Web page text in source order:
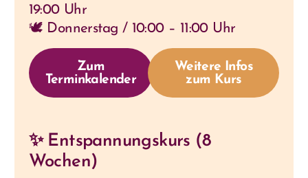
19:00 Uhr
🕊 Donnerstag / 10:00 – 11:00 Uhr
Zum
Terminkalender
Weitere Infos
zum Kurs
✨ Entspannungskurs (8
Wochen)